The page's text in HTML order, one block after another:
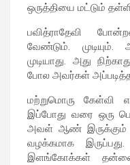
ஒருத்தியை மட்டும்
பவித்ராதேவி
வேண்டும்.
முடியாது. அது
போல அவர்கள்
மற்றுமொரு கேள்வி
இப்போது வரை ஒரு
அவள் ஆண் இருக்கும்
வழக்கமாக
இளங்கோக்கள் தன்னை